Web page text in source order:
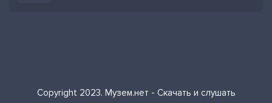
Copyright 2023. Музем.нет - Скачать и слушать